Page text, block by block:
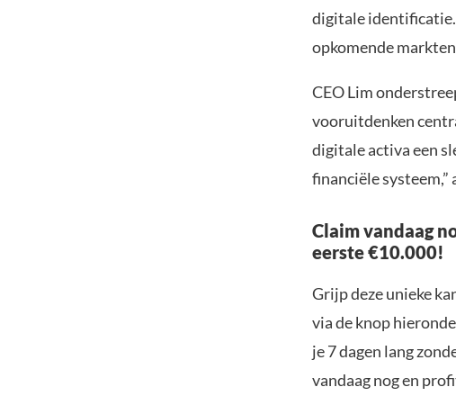
digitale
opkomende
CEO Lim
vooruitdenken
digitale activa een
financiële systeem,”
Claim vandaag
eerste €10.000!
Grijp deze unieke
via de knop
je 7 dagen lang
vandaag nog en